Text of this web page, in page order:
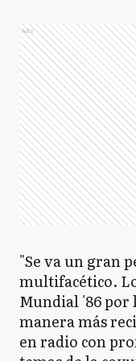
Ads
"Se va un gran
multifacético.
Mundial '86 por
manera más
en radio con